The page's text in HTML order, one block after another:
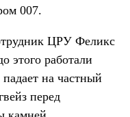
007.
ЦРУ Феликс
этого работали
на частный
перед